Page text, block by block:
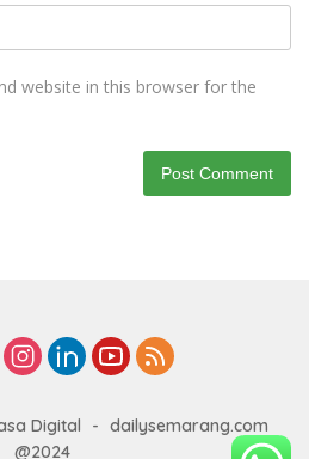
website in this browser for the
Digital - dailysemarang.com
@2024